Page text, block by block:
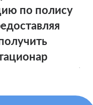
по полису
проживания).